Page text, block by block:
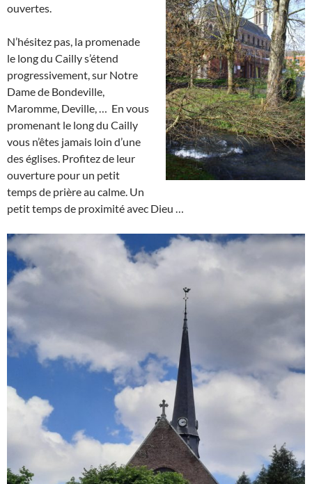
ouvertes.
N’hésitez pas, la promenade
le long du Cailly s’étend
progressivement, sur Notre
Dame de Bondeville,
Maromme, Deville, … En vous
promenant le long du Cailly
vous n’êtes jamais loin d’une
des églises. Profitez de leur
ouverture pour un petit
temps de prière au calme. Un
petit temps de proximité avec Dieu …